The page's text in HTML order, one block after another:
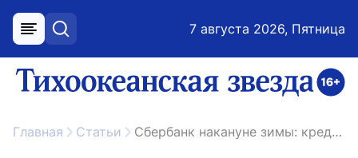
меню поиск 7 августа 2026, Пятница
ссылка на главную
Главная Статьи Сбербанк накануне зимы: кредиты на тепло